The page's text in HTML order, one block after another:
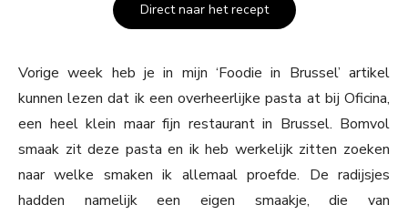
Direct naar het recept
Vorige week heb je in mijn ‘Foodie in Brussel’ artikel
kunnen lezen dat ik een overheerlijke pasta at bij Oficina,
een heel klein maar fijn restaurant in Brussel. Bomvol
smaak zit deze pasta en ik heb werkelijk zitten zoeken
naar welke smaken ik allemaal proefde. De radijsjes
hadden namelijk een eigen smaakje, die van